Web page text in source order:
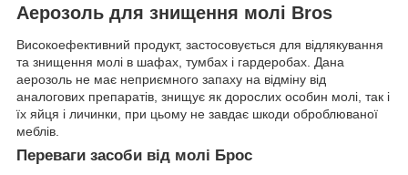
Аерозоль для знищення молі Bros
Високоефективний продукт, застосовується для відлякування
та знищення молі в шафах, тумбах і гардеробах. Дана
аерозоль не має неприємного запаху на відміну від
аналогових препаратів, знищує як дорослих особин молі, так і
їх яйця і личинки, при цьому не завдає шкоди оброблюваної
меблів.
Переваги засоби від молі Брос